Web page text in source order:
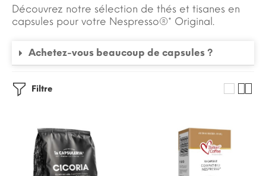
Découvrez notre sélection de thés et tisanes en
capsules pour votre Nespresso®* Original.
Achetez-vous beaucoup de capsules ?
Filtre